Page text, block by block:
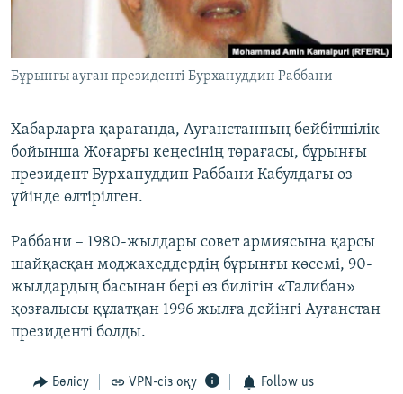
Бұрынғы ауған президенті Бурхануддин Раббани
Хабарларға қарағанда, Ауғанстанның бейбітшілік
бойынша Жоғарғы кеңесінің төрағасы, бұрынғы
президент Бурхануддин Раббани Кабулдағы өз
үйінде өлтірілген.
Раббани – 1980-жылдары совет армиясына қарсы
шайқасқан моджахеддердің бұрынғы көсемі, 90-
жылдардың басынан бері өз билігін «Талибан»
қозғалысы құлатқан 1996 жылға дейінгі Ауғанстан
президенті болды.
Бөлісу VPN-сіз оқу Follow us